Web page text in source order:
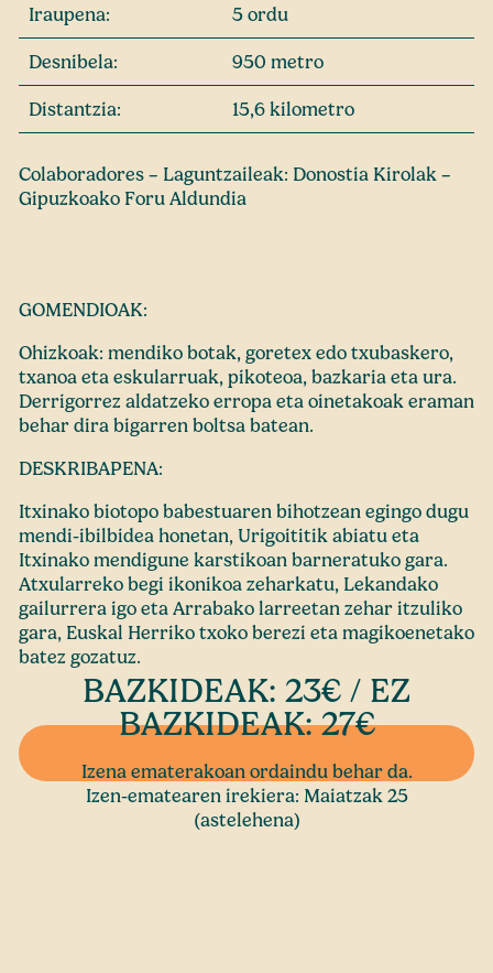
Iraupena: 5 ordu
Desnibela: 950 metro
Distantzia: 15,6 kilometro
Colaboradores – Laguntzaileak: Donostia Kirolak –
Gipuzkoako Foru Aldundia
GOMENDIOAK:
Ohizkoak: mendiko botak, goretex edo txubaskero,
txanoa eta eskularruak, pikoteoa, bazkaria eta ura.
Derrigorrez aldatzeko erropa eta oinetakoak eraman
behar dira bigarren boltsa batean.
DESKRIBAPENA:
Itxinako biotopo babestuaren bihotzean egingo dugu
mendi-ibilbidea honetan, Urigoititik abiatu eta
Itxinako mendigune karstikoan barneratuko gara.
Atxularreko begi ikonikoa zeharkatu, Lekandako
gailurrera igo eta Arrabako larreetan zehar itzuliko
gara, Euskal Herriko txoko berezi eta magikoenetako
batez gozatuz.
BAZKIDEAK: 23€ / EZ
BAZKIDEAK: 27€
Izena ematerakoan ordaindu behar da.
Izen-ematearen irekiera: Maiatzak 25
(astelehena)